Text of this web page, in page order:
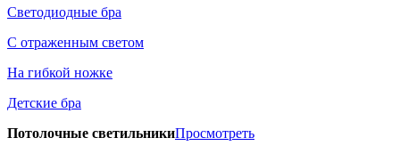
Светодиодные бра
С отраженным светом
На гибкой ножке
Детские бра
Потолочные светильникиПросмотреть